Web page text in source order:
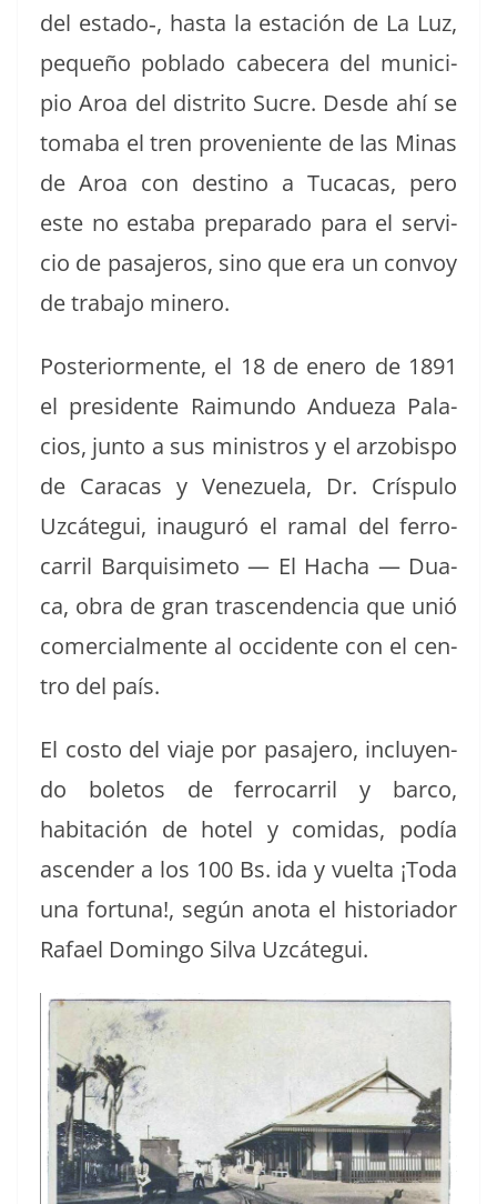
del estado‑, has­ta la estación de La Luz,
pequeño pobla­do cabecera del munici­
pio Aroa del dis­tri­to Sucre. Des­de ahí se
toma­ba el tren prove­niente de las Minas
de Aroa con des­ti­no a Tuca­cas, pero
este no esta­ba prepara­do para el ser­vi­
cio de pasajeros, sino que era un con­voy
de tra­ba­jo minero.
Pos­te­ri­or­mente, el 18 de enero de 1891
el pres­i­dente Raimun­do Andueza Pala­
cios, jun­to a sus min­istros y el arzo­bis­po
de Cara­cas y Venezuela, Dr. Críspu­lo
Uzcátegui, inau­guró el ramal del fer­ro­
car­ril Bar­quisime­to — El Hacha — Dua­
ca, obra de gran trascen­den­cia que unió
com­er­cial­mente al occi­dente con el cen­
tro del país.
El cos­to del via­je por pasajero, incluyen­
do bole­tos de fer­ro­car­ril y bar­co,
habitación de hotel y comi­das, podía
ascen­der a los 100 Bs. ida y vuelta ¡Toda
una for­tu­na!, según ano­ta el his­to­ri­ador
Rafael Domin­go Sil­va Uzcátegui.